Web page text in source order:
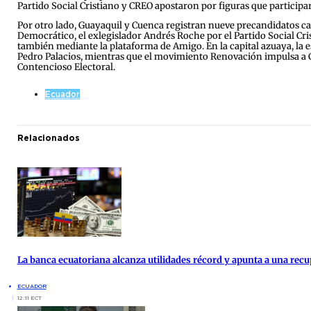
Partido Social Cristiano y CREO apostaron por figuras que
Por otro lado, Guayaquil y Cuenca registran nueve precandidatos
Democrático, el exlegislador Andrés Roche por el Partido Social
también mediante la plataforma de Amigo. En la capital azuaya, la
Pedro Palacios, mientras que el movimiento Renovación impulsa
Contencioso Electoral.
Ecuador
Relacionados
La banca ecuatoriana alcanza utilidades récord y apunta a una
ECUADOR
12:11 ECT